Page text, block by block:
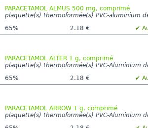
PARACETAMOL ALMUS 500 mg, comprimé
plaquette(s) thermoformée(s) PVC-aluminium
65%
2.18 € ✔
PARACETAMOL ALTER 1 g, comprimé
plaquette(s) thermoformée(s) PVC-Aluminium
65%
2.18 € ✔
PARACETAMOL ARROW 1 g, comprimé
plaquette(s) thermoformée(s) PVC-Aluminium